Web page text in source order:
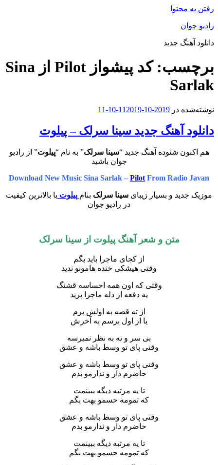
رفتن به محتوا
رادیو جوان
دانلود آهنگ جدید
برچسب:
کد پیشواز Pilot از Sina
Sarlak
نوشته‌شده در 2019-10-11
2019-10-11
دانلود آهنگ جدید سینا سرلک – پیلوت
هم اکنون شنوده آهنگ جدید “سینا سرلک” به نام “پیلوت” از رادیو
جوان باشید
Download New Music Sina Sarlak – Pilot From Radio Javan
موزیک جدید و بسیار زیبای سینا سرلک بنام پیلوت با بالاترین کیفیت
در رادیو جوان
متن و شعر آهنگ پیلوت از سینا سرلک
از کجای ماجرا باید بگم
وقتی هیشکی خنده هامونو ندید
وقتی که اون همه احساسه قشنگ
یه دفعه از دله ماجرا پرید
از ته قصه به اولش برم
یا از اول برسم به آخرش
بی سر و ته به نظر نمیرسه
وقتی پای تو وسط باشه و عشق
وقتی پای تو وسط باشه و عشق
حاضرم دار و ندارمو بدم
تا یه مرتبه دیگه ببینمت
که تمومه حسمو بهت بگم
وقتی پای تو وسط باشه و عشق
حاضرم دار و ندارمو بدم
تا یه مرتبه دیگه ببینمت
که تمومه حسمو بهت بگم